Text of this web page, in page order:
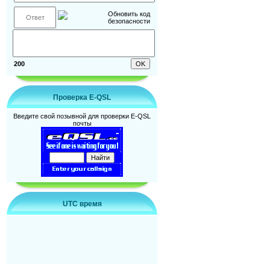
200
Проверка E-QSL
Введите свой позывной для проверки E-QSL
почты
UTC время